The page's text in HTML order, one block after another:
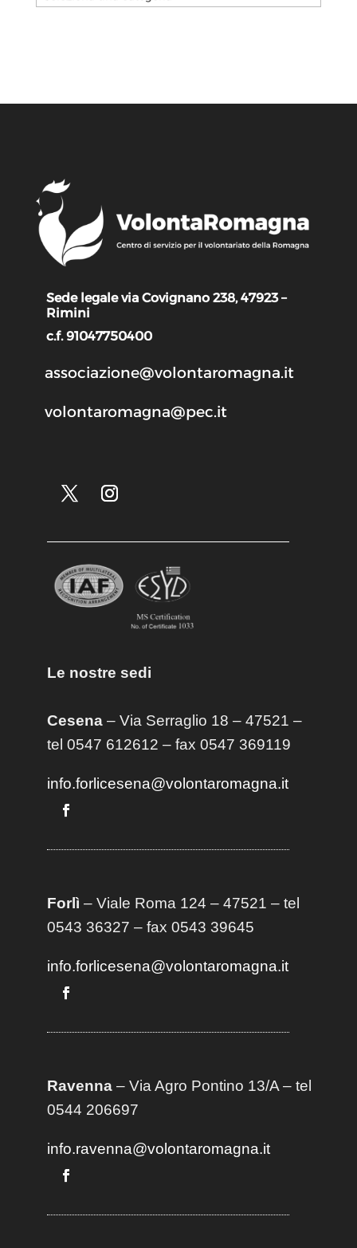
Sede legale via Covignano 238, 47923 –
Rimini
c.f. 91047750400
associazione@volontaromagna.it
volontaromagna@pec.it
Le nostre sedi
Cesena– Via Serraglio 18 – 47521 –
tel 0547 612612 – fax 0547 369119
info.forlicesena@volontaromagna.it
Forlì – Viale Roma 124 – 47521 – tel
0543 36327 – fax 0543 39645
info.forlicesena@volontaromagna.it
Ravenna– Via Agro Pontino 13/A– tel
0544 206697
info.ravenna@volontaromagna.it